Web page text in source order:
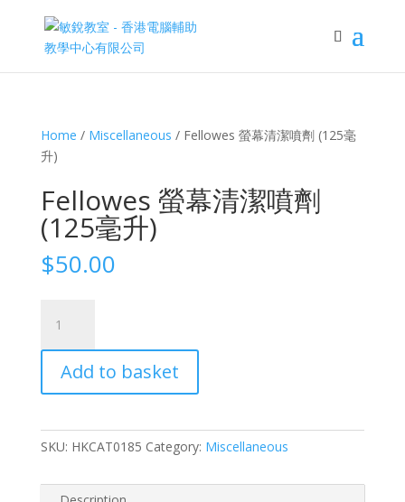
Home / Miscellaneous / Fellowes 螢幕清潔噴劑 (125毫
升)
Fellowes 螢幕清潔噴劑
(125毫升)
$50.00
幕
潔
劑
(125
Add to basket
SKU: HKCAT0185 Category: Miscellaneous